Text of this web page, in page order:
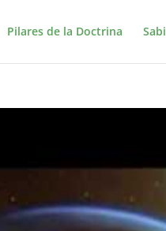
Pilares de la Doctrina